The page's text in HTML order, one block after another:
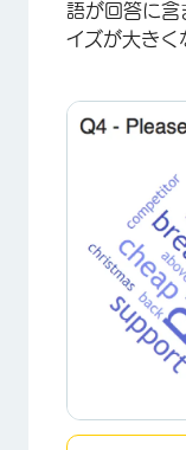
語が回答に含
イズが大きく